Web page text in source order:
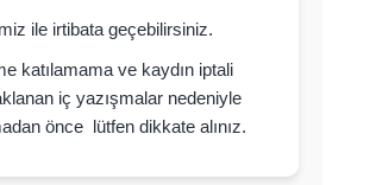
ile irtibata geçebilirsiniz.
katılamama ve kaydın iptali
iç yazışmalar nedeniyle
önce lütfen dikkate alınız.